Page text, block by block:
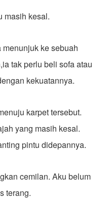
masih kesal.
ke sebuah
tak perlu beli sofa atau
kekuatannya.
karpet tersebut.
yang masih kesal.
pintu didepannya.
cemilan. Aku belum
terang.